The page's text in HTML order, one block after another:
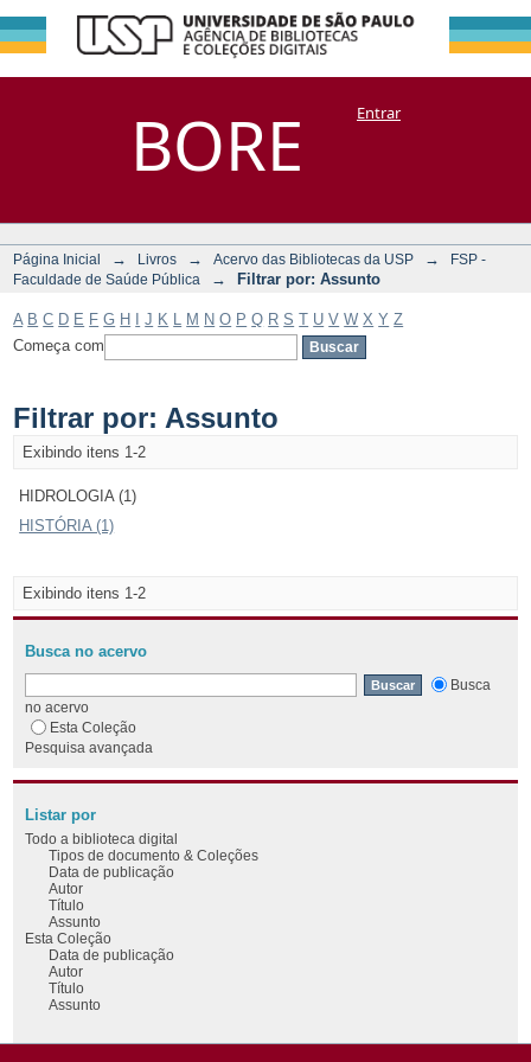
BORE
Filtrar por:
Assunto
DSpace/Manakin + CoriscoEntrar
Página Inicial → Livros → Acervo das Bibliotecas da USP →
FSP -
Faculdade de Saúde Pública
→ Filtrar por: Assunto
A B C D E F G H J K M N O P Q R S T U V W X Y Z
Começa com
Filtrar por: Assunto
Exibindo itens 1-2
HIDROLOGIA (1)
HISTÓRIA (1)
Exibindo itens 1-2
Busca no acervo
Busca
no acervo
Esta Coleção
Pesquisa avançada
Listar por
Todo a biblioteca digital
Tipos de documento & Coleções
Data de publicação
Autor
Título
Assunto
Esta Coleção
Data de publicação
Autor
Título
Assunto